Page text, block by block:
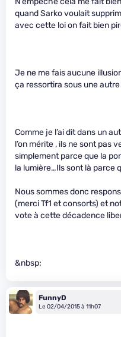
quand Sarko voulait
avec cette loi on fait bien
Je ne me fais aucune
ça ressortira sous une
Comme je l’ai dit dans un
l’on mérite , ils ne sont pas
simplement parce que la
la lumière…Ils sont là parce
Nous sommes donc
(merci Tf1 et consorts) et
vote à cette décadence
&nbsp;
FunnyD
Le 02/04/2015 à 11h07